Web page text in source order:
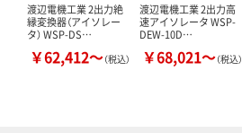
渡辺電機工業 2出力絶
縁変換器（アイソレー
タ） WSP-DS…
￥62,412～（税込）
渡辺電機工業 2出力高
速アイソレータ WSP-
DEW-10D…
￥68,021～（税込）